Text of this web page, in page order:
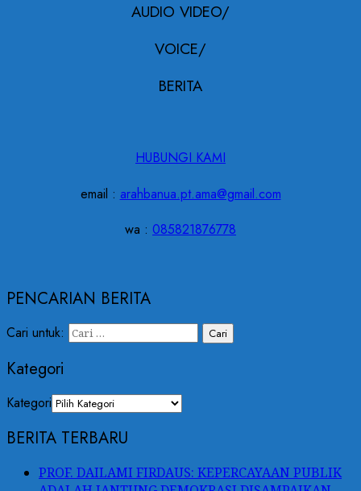
AUDIO VIDEO/
VOICE/
BERITA
HUBUNGI KAMI
email : arahbanua.pt.ama@gmail.com
wa : 085821876778
PENCARIAN BERITA
Cari untuk:
Kategori
Kategori
BERITA TERBARU
PROF. DAILAMI FIRDAUS: KEPERCAYAAN PUBLIK